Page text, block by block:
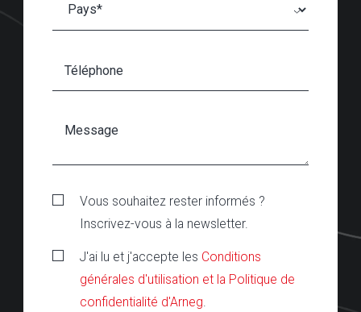
Vous souhaitez rester informés ?
Inscrivez-vous à la newsletter.
J'ai lu et j'accepte les Conditions
générales d'utilisation et la Politique de
confidentialité d'Arneg